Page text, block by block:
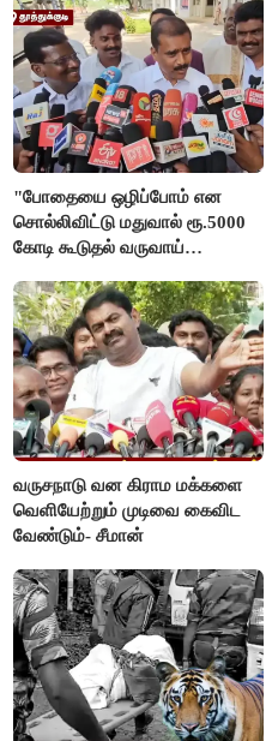
"போதையை ஒழிப்போம் என
சொல்லிவிட்டு மதுவால் ரூ.5000
கோடி கூடுதல் வருவாய்
மார்க்கண்டேயன்
வருசநாடு வன கிராம மக்களை
வெளியேற்றும் முடிவை கைவிட
வேண்டும்- சீமான்